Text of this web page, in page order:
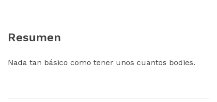
Resumen
Nada tan básico como tener unos cuantos bodies.